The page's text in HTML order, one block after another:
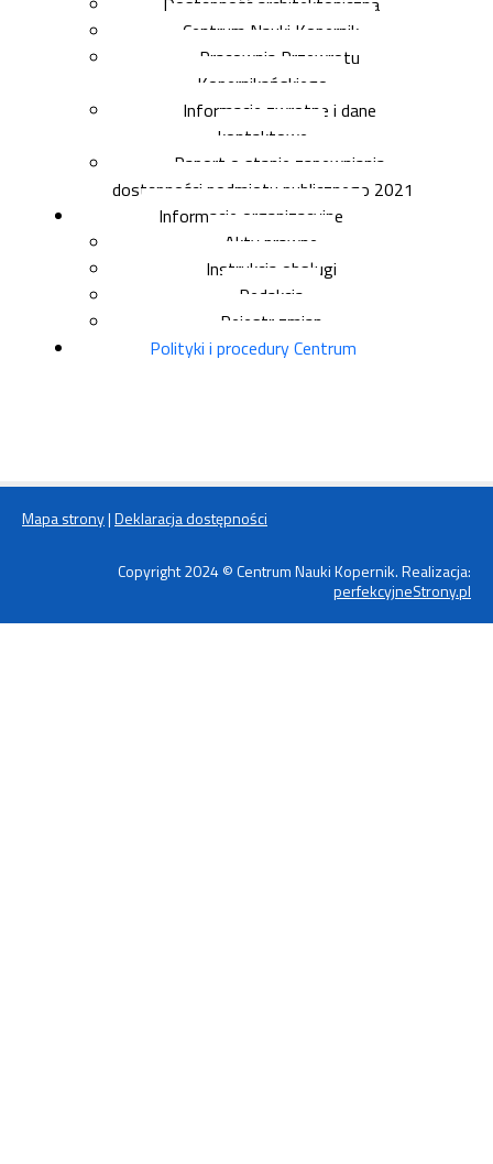
Centrum Nauki Kopernik
Pracownia Przewrotu
Kopernikańskiego
Informacje zwrotne i dane
kontaktowe
Raport o stanie zapewniania
dostępności podmiotu publicznego 2021
Informacje organizacyjne
Akty prawne
Instrukcja obsługi
Redakcja
Rejestr zmian
Polityki i procedury Centrum
Mapa strony|Deklaracja dostępności
Copyright 2024 © Centrum Nauki Kopernik. Realizacja:
perfekcyjneStrony.pl